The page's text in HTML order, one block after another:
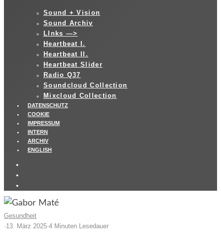
Sound + Vision
Sound Archiv
LInks —>
Heartbeat I.
Heartbeat II.
Heartbeat Slider
Radio Q37
Soundcloud Collection
Mixcloud Collection
DATENSCHUTZ
COOKIE
IMPRESSUM
INTERN
ARCHIV
ENGLISH
Gesundheit
·13. März 2025·4 Minuten Lesedauer